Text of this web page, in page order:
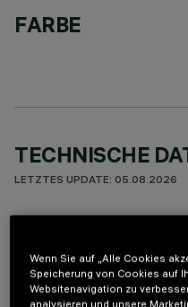
FARBE
TECHNISCHE
LETZTES UPDATE: 05.08.2026
Leuchte für Deckeneinbau
LED-Lampen - feste
Beam-Reflektoren aus
Wenn Sie auf „Alle Cookies
Speicherung von Cookies auf
Websitenavigation zu
analysieren und unsere